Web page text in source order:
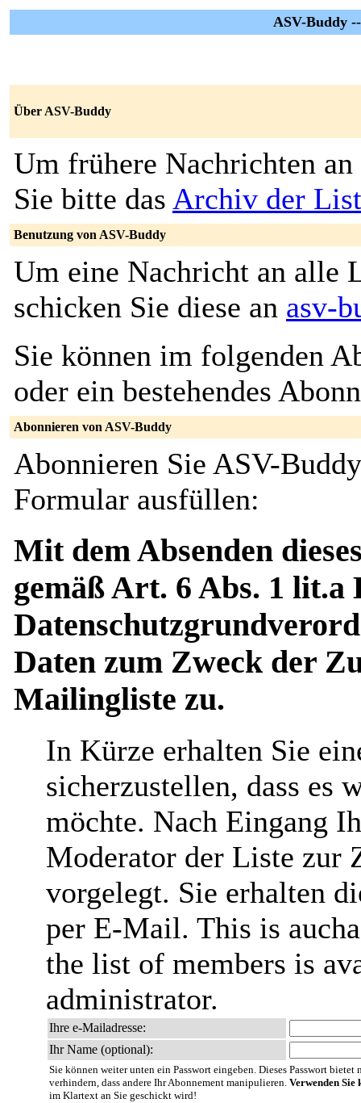
ASV-Buddy
Über ASV-Buddy
Um frühere Nachrichten an
Sie bitte das Archiv der
Benutzung von ASV-Buddy
Um eine Nachricht an alle
schicken Sie diese an asv-
Sie können im folgenden
oder ein bestehendes
Abonnieren von ASV-Buddy
Abonnieren Sie ASV-
Formular ausfüllen:
Mit dem Absenden
gemäß Art. 6 Abs. 1 lit.a
Daten zum Zweck der
Mailingliste zu.
In Kürze erhalten Sie
sicherzustellen, dass es
möchte. Nach Eingang
Moderator der Liste zur
vorgelegt. Sie erhalten
per E-Mail. This is
the list of members is
administrator.
Ihre e-Mailadresse:
Ihr Name (optional):
Sie können weiter unten ein Passwort eingeben. Dieses Passwort
verhindern, dass andere Ihr Abonnement manipulieren. Verwenden Sie
im Klartext an Sie geschickt wird!